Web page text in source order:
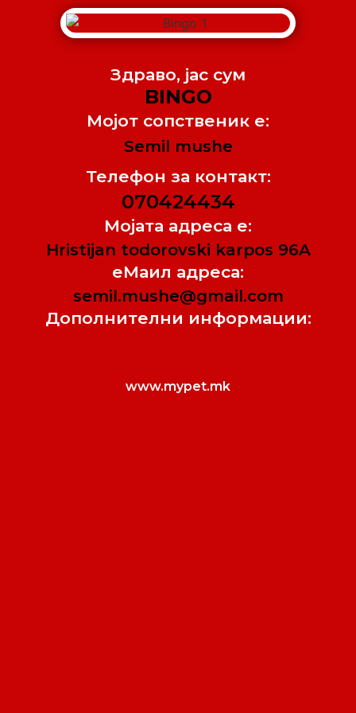
Здраво, jас сум
BINGO
Мојот сопственик е:
Semil mushe
Телефон за контакт:
070424434
Мојата адреса е:
Hristijan todorovski karpos 96A
еМаил адреса:
semil.mushe@gmail.com
Дополнителни информации:
www.mypet.mk